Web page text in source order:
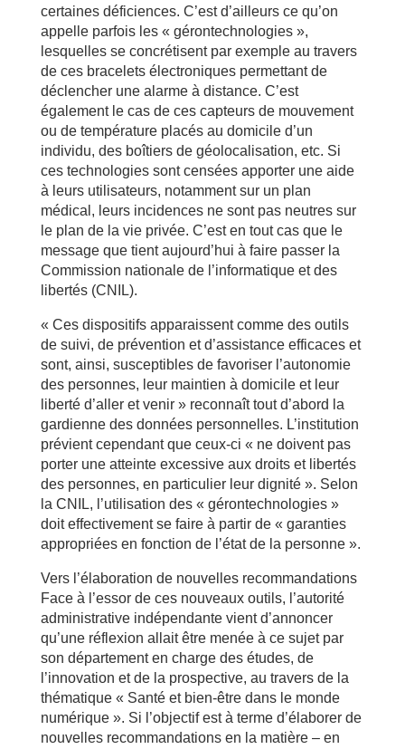
certaines déficiences. C’est d’ailleurs ce qu’on
appelle parfois les « gérontechnologies »,
lesquelles se concrétisent par exemple au travers
de ces bracelets électroniques permettant de
déclencher une alarme à distance. C’est
également le cas de ces capteurs de mouvement
ou de température placés au domicile d’un
individu, des boîtiers de géolocalisation, etc. Si
ces technologies sont censées apporter une aide
à leurs utilisateurs, notamment sur un plan
médical, leurs incidences ne sont pas neutres sur
le plan de la vie privée. C’est en tout cas que le
message que tient aujourd’hui à faire passer la
Commission nationale de l’informatique et des
libertés (CNIL).
« Ces dispositifs apparaissent comme des outils
de suivi, de prévention et d’assistance efficaces et
sont, ainsi, susceptibles de favoriser l’autonomie
des personnes, leur maintien à domicile et leur
liberté d’aller et venir » reconnaît tout d’abord la
gardienne des données personnelles. L’institution
prévient cependant que ceux-ci « ne doivent pas
porter une atteinte excessive aux droits et libertés
des personnes, en particulier leur dignité ». Selon
la CNIL, l’utilisation des « gérontechnologies »
doit effectivement se faire à partir de « garanties
appropriées en fonction de l’état de la personne ».
Vers l’élaboration de nouvelles recommandations
Face à l’essor de ces nouveaux outils, l’autorité
administrative indépendante vient d’annoncer
qu’une réflexion allait être menée à ce sujet par
son département en charge des études, de
l’innovation et de la prospective, au travers de la
thématique « Santé et bien-être dans le monde
numérique ». Si l’objectif est à terme d’élaborer de
nouvelles recommandations en la matière – en